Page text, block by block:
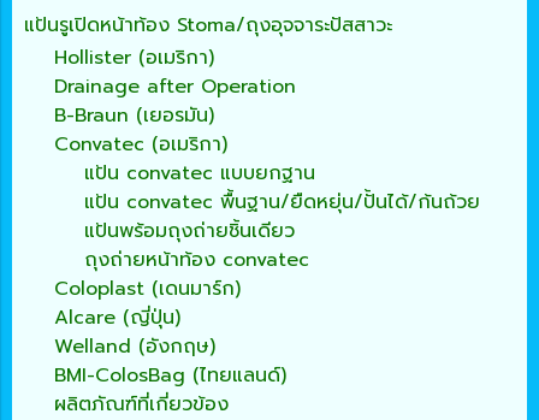
แป้นรูเปิดหน้าท้อง Stoma/ถุงอุจจาระปัสสาวะ
Hollister (อเมริกา)
Drainage after Operation
B-Braun (เยอรมัน)
Convatec (อเมริกา)
แป้น convatec แบบยกฐาน
แป้น convatec พื้นฐาน/ยืดหยุ่น/ปั้นได้/ก้นถ้วย
แป้นพร้อมถุงถ่ายชิ้นเดียว
ถุงถ่ายหน้าท้อง convatec
Coloplast (เดนมาร์ก)
Alcare (ญี่ปุ่น)
Welland (อังกฤษ)
BMI-ColosBag (ไทยแลนด์)
ผลิตภัณฑ์ที่เกี่ยวข้อง